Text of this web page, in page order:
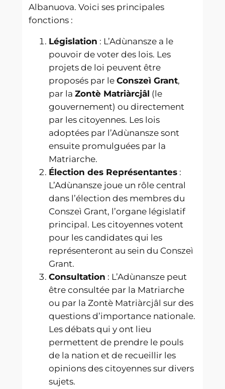
Albanuova. Voici ses principales
fonctions :
Législation : L’Adùnansze a le
pouvoir de voter des lois. Les
projets de loi peuvent être
proposés par leConszeì Grant,
par laZontè Matriàrcjâl (le
gouvernement) ou directement
par les citoyennes. Les lois
adoptées par l’Adùnansze sont
ensuite promulguées par la
Matriarche.
Élection des Représentantes :
L’Adùnansze joue un rôle central
dans l’élection des membres du
Conszeì Grant, l’organe législatif
principal. Les citoyennes votent
pour les candidates qui les
représenteront au sein du Conszeì
Grant.
Consultation : L’Adùnansze peut
être consultée par la Matriarche
ou par la Zontè Matriàrcjâl sur des
questions d’importance nationale.
Les débats qui y ont lieu
permettent de prendre le pouls
de la nation et de recueillir les
opinions des citoyennes sur divers
sujets.